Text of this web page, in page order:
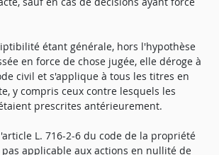
étant générale, hors l'hypothèse
en force de chose jugée, elle déroge à
civil et s'applique à tous les titres en
y compris ceux contre lesquels les
prescrites antérieurement.
L. 716-2-6 du code de la propriété
applicable aux actions en nullité de